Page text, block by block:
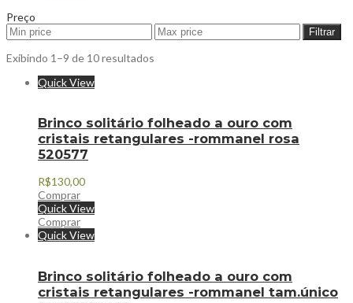
Preço
Filtrar
Exibindo 1–9 de 10 resultados
Quick View
Brinco solitário folheado a ouro com
cristais retangulares -rommanel rosa
520577
R$130,00
Comprar
Quick View
Comprar
Quick View
Brinco solitário folheado a ouro com
cristais retangulares -rommanel tam.único